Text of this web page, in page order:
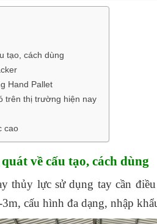
tạo, cách dùng
Hand Pallet
trên thị trường hiện nay
cao
về cấu tạo, cách dùng
thủy lực sử dụng tay cần
cấu hình đa dạng, nhập